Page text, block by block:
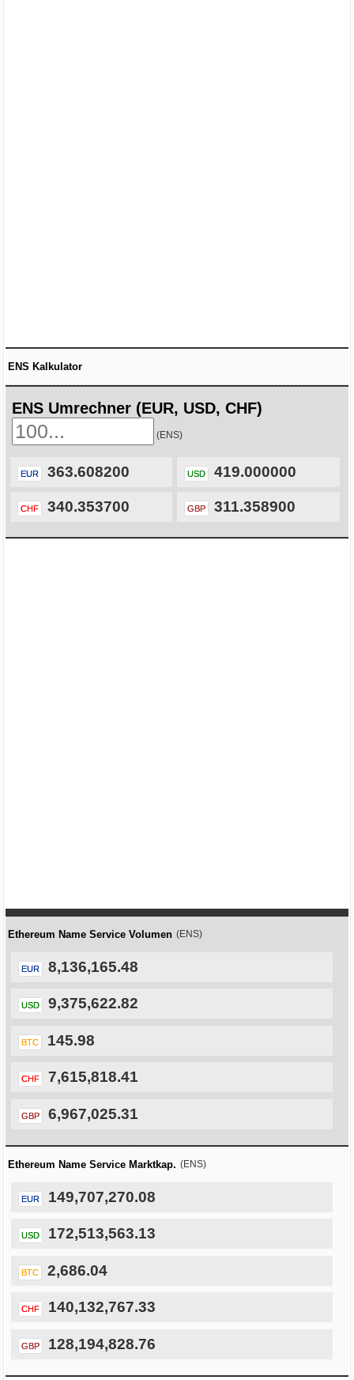
ENS Kalkulator
ENS Umrechner (EUR, USD, CHF)
(ENS)
EUR 363.608200 USD 419.000000
CHF 340.353700 GBP 311.358900
Ethereum Name Service Volumen (ENS)
EUR 8,136,165.48
USD 9,375,622.82
BTC 145.98
CHF 7,615,818.41
GBP 6,967,025.31
Ethereum Name Service Marktkap. (ENS)
EUR 149,707,270.08
USD 172,513,563.13
BTC 2,686.04
CHF 140,132,767.33
GBP 128,194,828.76